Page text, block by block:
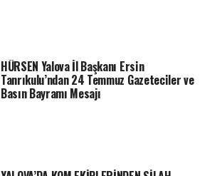
HÜRSEN Yalova İl Başkanı Ersin
Tanrıkulu’ndan 24 Temmuz Gazeteciler ve
Basın Bayramı Mesajı